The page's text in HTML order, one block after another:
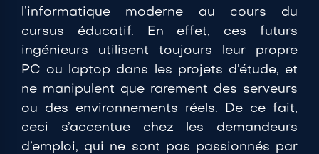
l’informatique moderne au cours du
cursus éducatif. En effet, ces futurs
ingénieurs utilisent toujours leur propre
PC ou laptop dans les projets d’étude, et
ne manipulent que rarement des serveurs
ou des environnements réels. De ce fait,
ceci s’accentue chez les demandeurs
d’emploi, qui ne sont pas passionnés par